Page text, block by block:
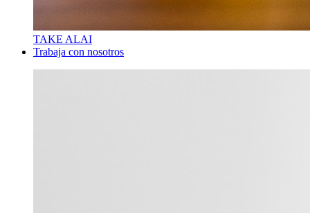
TAKE ALAI
Trabaja con nosotros